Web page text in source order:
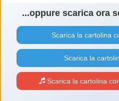
...oppure scarica ora
Scarica la cartolina
Scarica la
Scarica la cartolina